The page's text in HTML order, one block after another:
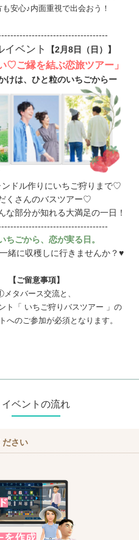
安心♪内面重視で出会おう！
イベント 【2月8日（日）】
♡ご縁を結ぶ恋旅ツアー」
けは、ひと粒のいちごからー
ンドル作りにいちご狩りまで♡
くさんのバスツアー♡
な部分が知れる大満足の一日！
ちごから、恋が実る日。
緒に収穫しに行きませんか？♥
【ご留意事項】
タバース交流と、
ト「 いちご狩りバスツアー 」の
へのご参加が必須となります。
イベントの流れ
さい